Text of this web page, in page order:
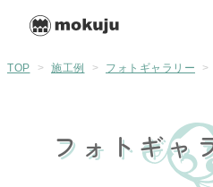
TOP > 施工例 > フォトギャラリー >
フォトギャ